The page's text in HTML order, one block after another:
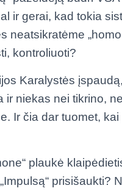
ir gerai, kad tokia
neatsikratėme
kontroliuoti?
Karalystės
niekas nei tikrino,
Ir čia dar tuomet, kai
plaukė
prisišaukti?